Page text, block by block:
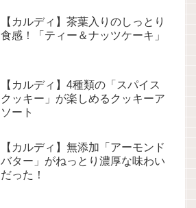
【カルディ】茶葉入りのしっとり
食感！「ティー＆ナッツケーキ」
【カルディ】4種類の「スパイス
クッキー」が楽しめるクッキーア
ソート
【カルディ】無添加「アーモンド
バター」がねっとり濃厚な味わい
だった！